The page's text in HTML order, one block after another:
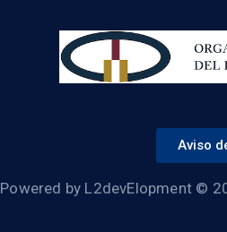
Aviso
Powered by L2devElopment ©